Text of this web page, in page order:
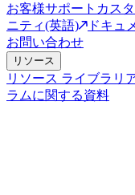
お客様サポート カス
ニティ(英語)
ドキュ
お問い合わせ
リソース
リソース ライブラリ
ラムに関する資料